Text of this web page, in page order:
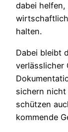
dabei helfen,
halten.
Dabei bleibt
verlässlicher
sichern
schützen
kommende